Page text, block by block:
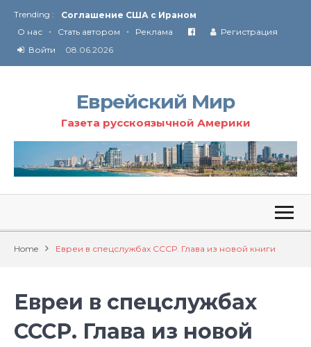
Trending :
Соглашение США с Ираном
Технология Революции в Иране
О нас • Стать автором • Реклама
Регистрация
Войти
08.06.2026
Еврейский Мир
Газета русскоязычной Америки
Home Евреи в спецслужбах СССР. Глава из новой книги
Евреи в спецслужбах
СССР. Глава из новой